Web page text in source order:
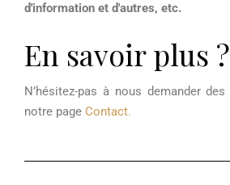
d'information et d'autres, etc.
En savoir plus ?
N’hésitez-pas à nous demander
notre page Contact.